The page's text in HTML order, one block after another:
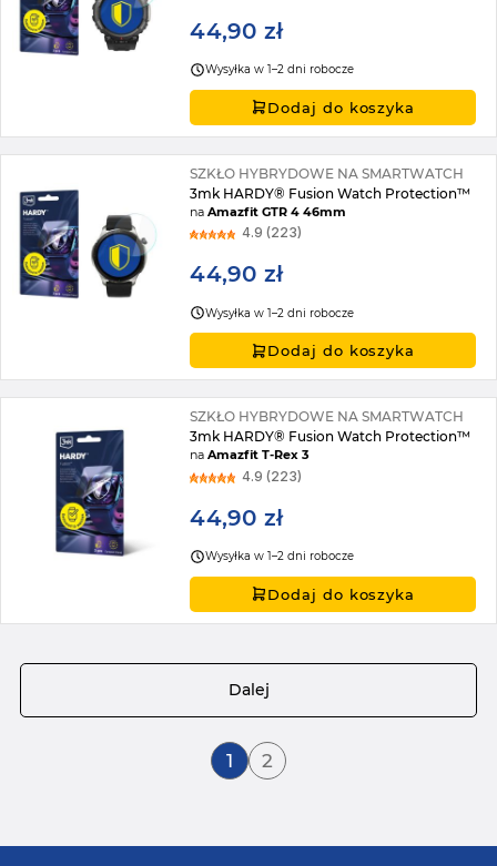
44,90 zł
Wysyłka w 1–2 dni robocze
Dodaj do koszyka
SZKŁO HYBRYDOWE NA SMARTWATCH
3mk HARDY® Fusion Watch Protection™
naAmazfit GTR 4 46mm
4.9 (223)
44,90 zł
Wysyłka w 1–2 dni robocze
Dodaj do koszyka
SZKŁO HYBRYDOWE NA SMARTWATCH
3mk HARDY® Fusion Watch Protection™
naAmazfit T-Rex 3
4.9 (223)
44,90 zł
Wysyłka w 1–2 dni robocze
Dodaj do koszyka
Aktualnie czytasz stronę
1 Strona
2
Dalej